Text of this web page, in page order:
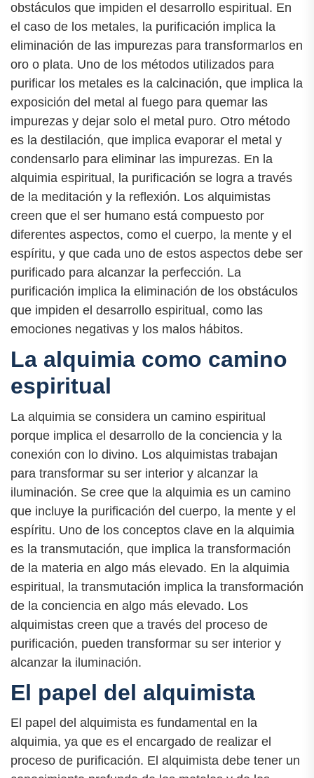
obstáculos que impiden el desarrollo espiritual. En
el caso de los metales, la purificación implica la
eliminación de las impurezas para transformarlos en
oro o plata. Uno de los métodos utilizados para
purificar los metales es la calcinación, que implica la
exposición del metal al fuego para quemar las
impurezas y dejar solo el metal puro. Otro método
es la destilación, que implica evaporar el metal y
condensarlo para eliminar las impurezas. En la
alquimia espiritual, la purificación se logra a través
de la meditación y la reflexión. Los alquimistas
creen que el ser humano está compuesto por
diferentes aspectos, como el cuerpo, la mente y el
espíritu, y que cada uno de estos aspectos debe ser
purificado para alcanzar la perfección. La
purificación implica la eliminación de los obstáculos
que impiden el desarrollo espiritual, como las
emociones negativas y los malos hábitos.
La alquimia como camino
espiritual
La alquimia se considera un camino espiritual
porque implica el desarrollo de la conciencia y la
conexión con lo divino. Los alquimistas trabajan
para transformar su ser interior y alcanzar la
iluminación. Se cree que la alquimia es un camino
que incluye la purificación del cuerpo, la mente y el
espíritu. Uno de los conceptos clave en la alquimia
es la transmutación, que implica la transformación
de la materia en algo más elevado. En la alquimia
espiritual, la transmutación implica la transformación
de la conciencia en algo más elevado. Los
alquimistas creen que a través del proceso de
purificación, pueden transformar su ser interior y
alcanzar la iluminación.
El papel del alquimista
El papel del alquimista es fundamental en la
alquimia, ya que es el encargado de realizar el
proceso de purificación. El alquimista debe tener un